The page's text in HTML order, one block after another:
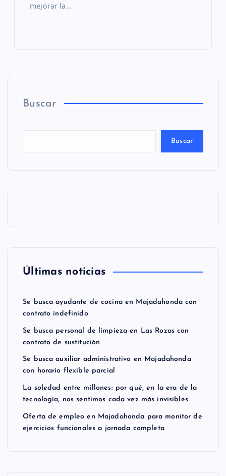
mejorar la…
Buscar
Buscar
Últimas noticias
Se busca ayudante de cocina en Majadahonda con
contrato indefinido
Se busca personal de limpieza en Las Rozas con
contrato de sustitución
Se busca auxiliar administrativo en Majadahonda
con horario flexible parcial
La soledad entre millones: por qué, en la era de la
tecnología, nos sentimos cada vez más invisibles
Oferta de empleo en Majadahonda para monitor de
ejercicios funcionales a jornada completa